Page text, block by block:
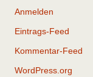
Anmelden
Eintrags-Feed
Kommentar-Feed
WordPress.org